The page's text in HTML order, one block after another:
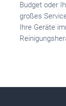
Budget oder
großes
Ihre Geräte